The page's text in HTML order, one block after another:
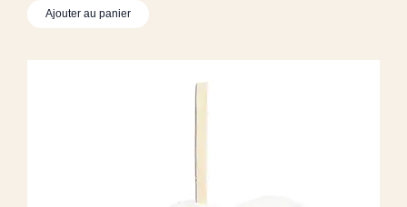
Ajouter au panier